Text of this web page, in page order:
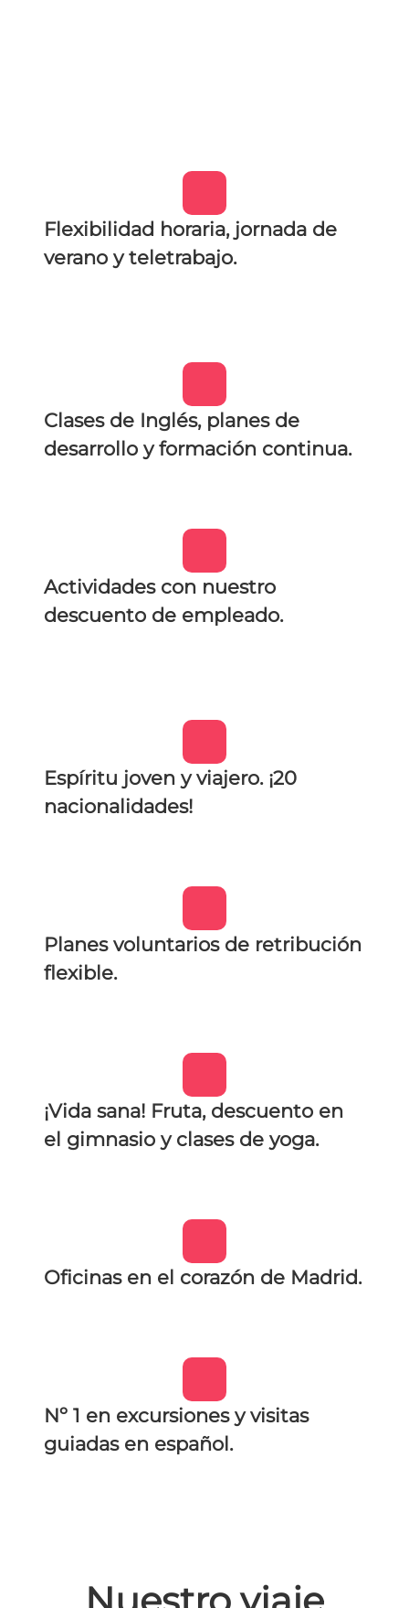
Flexibilidad horaria, jornada de
verano y teletrabajo.
Clases de Inglés, planes de
desarrollo y formación continua.
Actividades con nuestro
descuento de empleado.
Espíritu joven y viajero. ¡20
nacionalidades!
Planes voluntarios de retribución
flexible.
¡Vida sana! Fruta, descuento en
el gimnasio y clases de yoga.
Oficinas en el corazón de Madrid.
Nº 1 en excursiones y visitas
guiadas en español.